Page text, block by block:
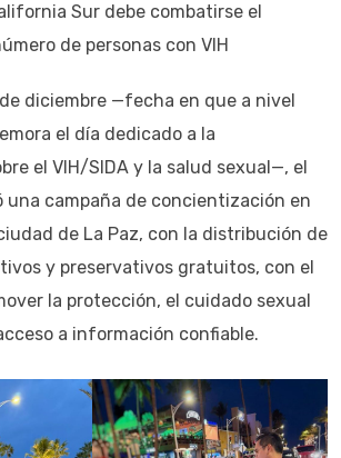
Sur debe combatirse el
de personas con VIH
diciembre —fecha en que a nivel
el día dedicado a la
el VIH/SIDA y la salud sexual—, el
una campaña de concientización en
de La Paz, con la distribución de
y preservativos gratuitos, con el
la protección, el cuidado sexual
a información confiable.